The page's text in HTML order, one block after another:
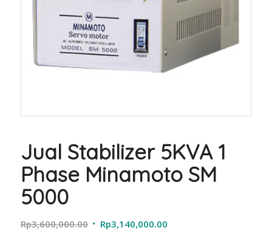
Jual Stabilizer 5KVA 1
Phase Minamoto SM
5000
Rp3,600,000.00 Original
Rp3,140,000.00Current